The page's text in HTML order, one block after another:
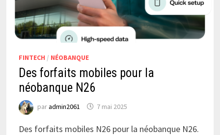
FINTECH / NÉOBANQUE
Des forfaits mobiles pour la
néobanque N26
paradmin2061 7 mai 2025
Des forfaits mobiles N26 pour la néobanque N26.